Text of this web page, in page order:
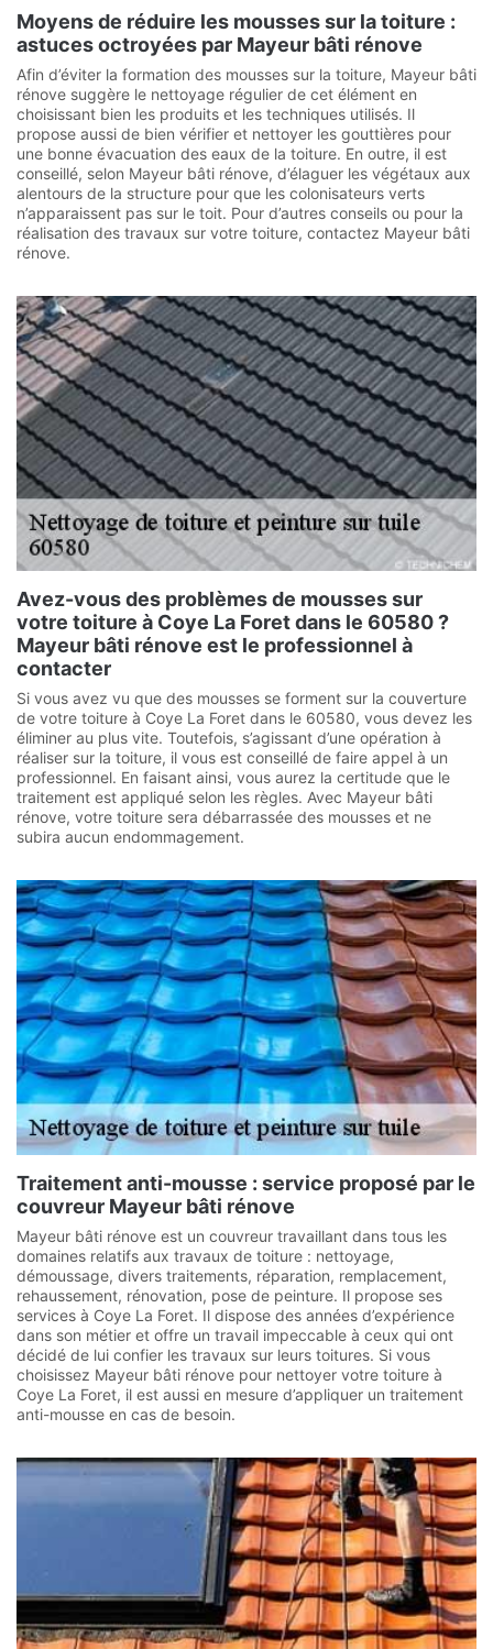
Moyens de réduire les mousses sur la toiture :
astuces octroyées par Mayeur bâti rénove
Afin d’éviter la formation des mousses sur la toiture, Mayeur bâti
rénove suggère le nettoyage régulier de cet élément en
choisissant bien les produits et les techniques utilisés. Il
propose aussi de bien vérifier et nettoyer les gouttières pour
une bonne évacuation des eaux de la toiture. En outre, il est
conseillé, selon Mayeur bâti rénove, d’élaguer les végétaux aux
alentours de la structure pour que les colonisateurs verts
n’apparaissent pas sur le toit. Pour d’autres conseils ou pour la
réalisation des travaux sur votre toiture, contactez Mayeur bâti
rénove.
Avez-vous des problèmes de mousses sur
votre toiture à Coye La Foret dans le 60580 ?
Mayeur bâti rénove est le professionnel à
contacter
Si vous avez vu que des mousses se forment sur la couverture
de votre toiture à Coye La Foret dans le 60580, vous devez les
éliminer au plus vite. Toutefois, s’agissant d’une opération à
réaliser sur la toiture, il vous est conseillé de faire appel à un
professionnel. En faisant ainsi, vous aurez la certitude que le
traitement est appliqué selon les règles. Avec Mayeur bâti
rénove, votre toiture sera débarrassée des mousses et ne
subira aucun endommagement.
Traitement anti-mousse : service proposé par le
couvreur Mayeur bâti rénove
Mayeur bâti rénove est un couvreur travaillant dans tous les
domaines relatifs aux travaux de toiture : nettoyage,
démoussage, divers traitements, réparation, remplacement,
rehaussement, rénovation, pose de peinture. Il propose ses
services à Coye La Foret. Il dispose des années d’expérience
dans son métier et offre un travail impeccable à ceux qui ont
décidé de lui confier les travaux sur leurs toitures. Si vous
choisissez Mayeur bâti rénove pour nettoyer votre toiture à
Coye La Foret, il est aussi en mesure d’appliquer un traitement
anti-mousse en cas de besoin.